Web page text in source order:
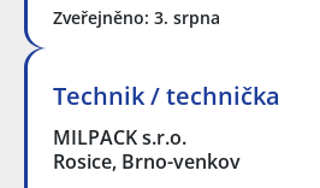
Zveřejněno: 3. srpna
Technik / technička
MILPACK s.r.o.
Rosice, Brno-venkov